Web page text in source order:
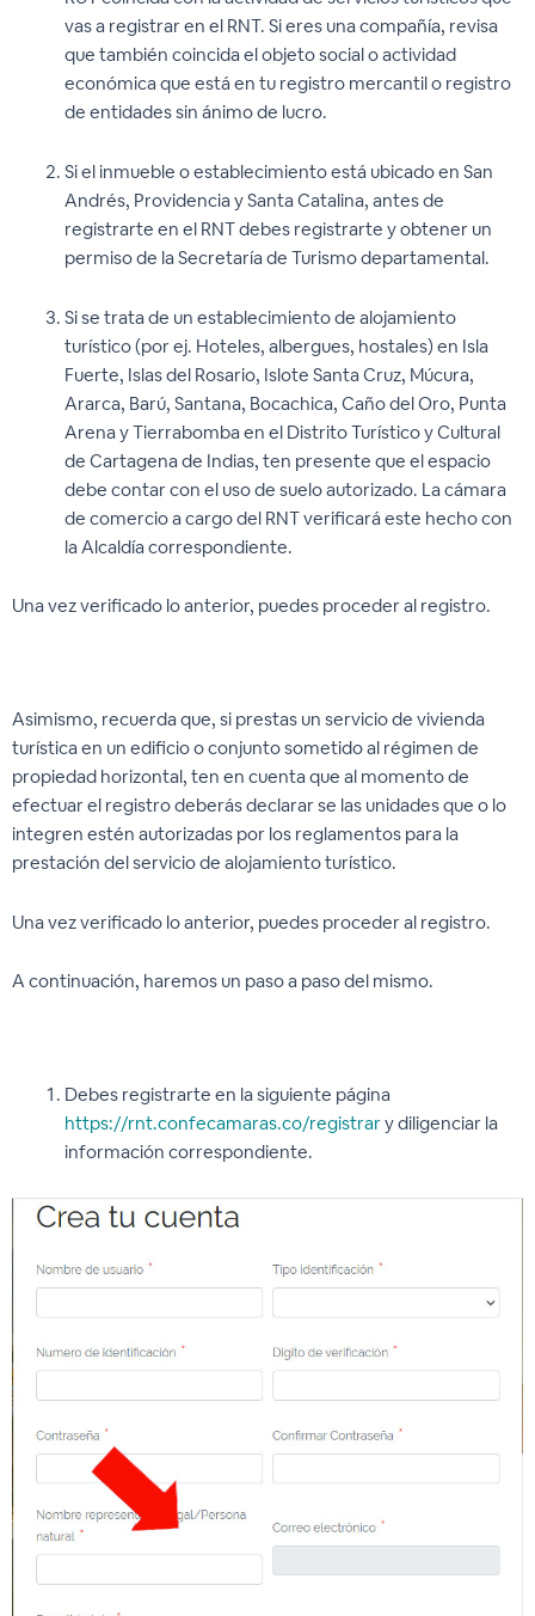
vas a registrar en el RNT. Si eres una compañía, revisa
que también coincida el objeto social o actividad
económica que está en tu registro mercantil o registro
de entidades sin ánimo de lucro.
Si el inmueble o establecimiento está ubicado en San
Andrés, Providencia y Santa Catalina, antes de
registrarte en el RNT debes registrarte y obtener un
permiso de la Secretaría de Turismo departamental.
Si se trata de un establecimiento de alojamiento
turístico (por ej. Hoteles, albergues, hostales) en Isla
Fuerte, Islas del Rosario, Islote Santa Cruz, Múcura,
Ararca, Barú, Santana, Bocachica, Caño del Oro, Punta
Arena y Tierrabomba en el Distrito Turístico y Cultural
de Cartagena de Indias, ten presente que el espacio
debe contar con el uso de suelo autorizado. La cámara
de comercio a cargo del RNT verificará este hecho con
la Alcaldía correspondiente.
Una vez verificado lo anterior, puedes proceder al registro.
Asimismo, recuerda que, si prestas un servicio de vivienda
turística en un edificio o conjunto sometido al régimen de
propiedad horizontal, ten en cuenta que al momento de
efectuar el registro deberás declarar se las unidades que o lo
integren estén autorizadas por los reglamentos para la
prestación del servicio de alojamiento turístico.
Una vez verificado lo anterior, puedes proceder al registro.
A continuación, haremos un paso a paso del mismo.
Debes registrarte en la siguiente página
https://rnt.confecamaras.co/registrary diligenciar la
información correspondiente.